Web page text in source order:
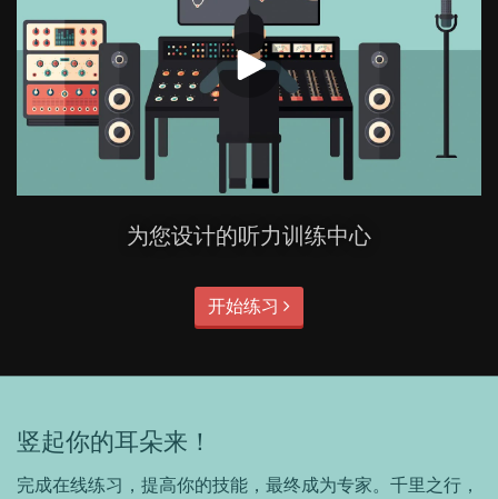
为您设计的听力训练中心
开始练习
竖起你的耳朵来！
完成在线练习，提高你的技能，最终成为专家。千里之行，